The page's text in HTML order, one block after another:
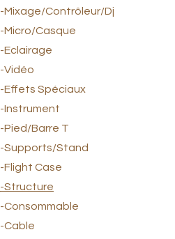
-Mixage/Contrôleur/Dj
-Micro/Casque
-Eclairage
-Vidéo
-Effets Spéciaux
-Instrument
-Pied/Barre T
-Supports/Stand
-Flight Case
-Structure
-Consommable
-Cable